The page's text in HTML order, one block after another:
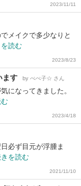
2023/11/11
メイクで多少なりと
読む
2023/8/23
ます by ぺぺ子☆ さん
になってきました。
2023/4/18
必ず目元が浮腫ま
を読む
2021/11/10